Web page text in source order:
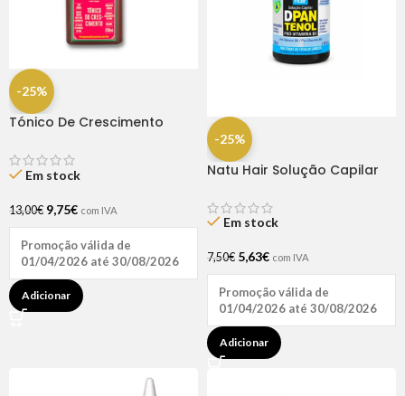
-25%
Tónico De Crescimento
Em stock
13,00€ 9,75€ com IVA
Promoção válida de
01/04/2026 até 30/08/2026
Adicionar
-25%
Natu Hair Solução Capilar
Em stock
7,50€ 5,63€ com IVA
Promoção válida de
01/04/2026 até 30/08/2026
Adicionar